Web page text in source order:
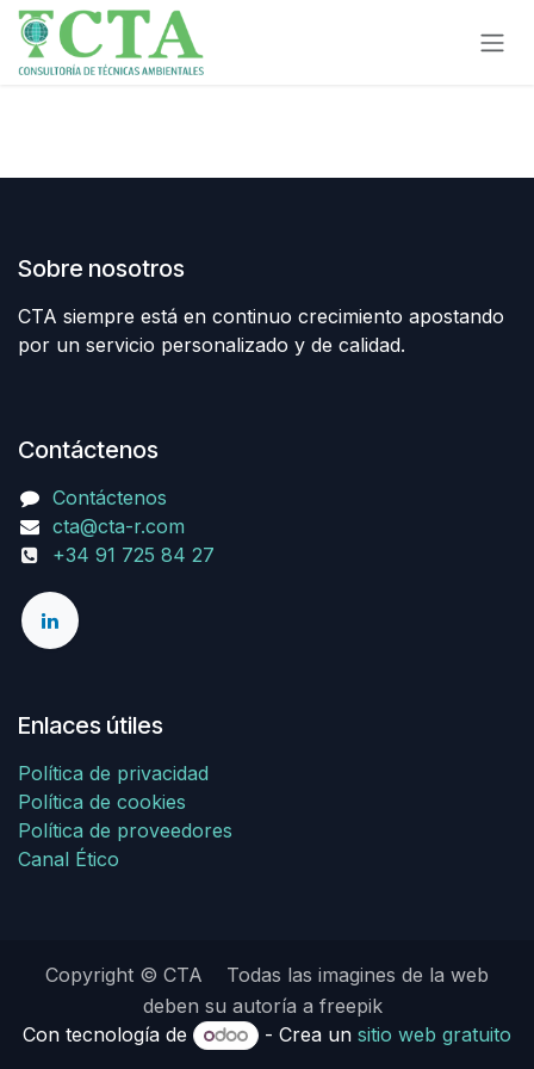
Ir al contenido
Sobre nosotros
CTA siempre está en continuo crecimiento apostando
por un servicio personalizado y de calidad.
Contáctenos
Contáctenos
cta@cta-r.com
+34 91 725 84 27
Enlaces útiles
Política de privacidad
Política de cookies
Política de proveedores
Canal Ético
Copyright © CTA Todas las imagines de la web
deben su autoría a freepik
Con tecnología de
- Crea un sitio web gratuito